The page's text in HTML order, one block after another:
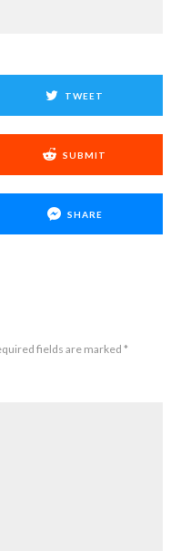
TWEET
SUBMIT
SHARE
fields are marked *